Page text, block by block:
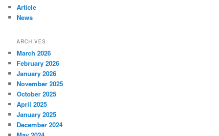
Article
News
ARCHIVES
March 2026
February 2026
January 2026
November 2025
October 2025
April 2025
January 2025
December 2024